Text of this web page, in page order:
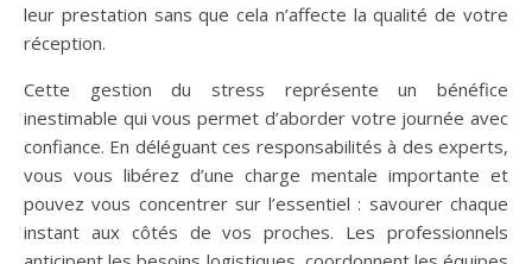
leur prestation sans que cela n’affecte la qualité de votre
réception.
Cette gestion du stress représente un bénéfice
inestimable qui vous permet d’aborder votre journée avec
confiance. En déléguant ces responsabilités à des experts,
vous vous libérez d’une charge mentale importante et
pouvez vous concentrer sur l’essentiel : savourer chaque
instant aux côtés de vos proches. Les professionnels